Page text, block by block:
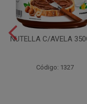
NUTELLA C/AVELA
Código: 1327